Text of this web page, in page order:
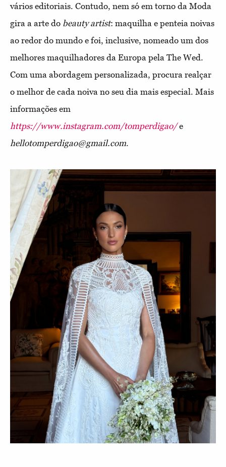
vários editoriais. Contudo, nem só em torno da Moda
gira a arte do beauty artist: maquilha e penteia noivas
ao redor do mundo e foi, inclusive, nomeado um dos
melhores maquilhadores da Europa pela The Wed.
Com uma abordagem personalizada, procura realçar
o melhor de cada noiva no seu dia mais especial. Mais
informações em
https://www.instagram.com/tomperdigao/ e
hellotomperdigao@gmail.com.